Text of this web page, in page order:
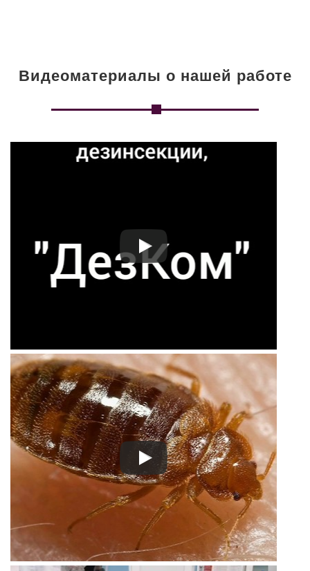
Видеоматериалы о нашей работе